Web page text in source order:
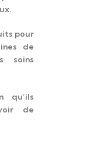
pour
de
soins
qu’ils
de